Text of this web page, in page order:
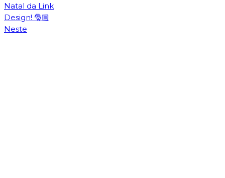
Natal da Link
Design! 🎅🏼
Neste